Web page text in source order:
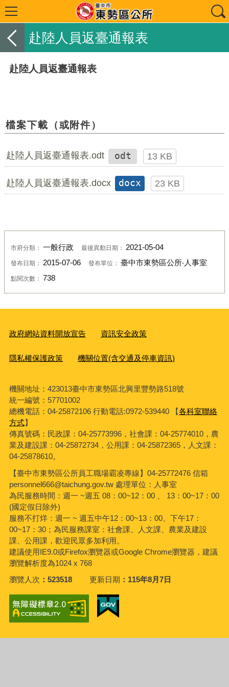
赴陸人員返臺通報表
赴陸人員返臺通報表
檔案下載（或附件）
赴陸人員返臺通報表.odt odt 13 KB
赴陸人員返臺通報表.docx docx 23 KB
市府分類： 一般行政 最後異動日期： 2021-05-04
發布日期： 2015-07-06 發布單位： 臺中市東勢區公所‧人事室
點閱次數： 738
政府網站資料開放宣告 資訊安全政策
隱私權保護政策 機關位置(含交通及停車資訊)
機關地址：423013臺中市東勢區北興里豐勢路518號
統一編號：57701002
總機電話：04-25872106 行動電話:0972-539440 【各科室聯絡
方式】
傳真號碼：民政課：04-25773996，社會課：04-25774010，農
業及建設課：04-25872734，公用課：04-25872365，人文課：
04-25878610。
【臺中市東勢區公所員工職場霸凌專線】04-25772476 信箱
personnel666@taichung.gov.tw 處理單位：人事室
為民服務時間：週一 ~週五 08：00~12：00 、 13：00~17：00
(國定假日除外)
服務不打烊：週一 ~ 週五中午12：00~13：00、下午17：
00~17：30；為民服務課室：社會課、人文課、農業及建設
課、公用課，歡迎民眾多加利用。
建議使用IE9.0或Firefox瀏覽器或Google Chrome瀏覽器，建議
瀏覽解析度為1024 x 768
瀏覽人次
523518 更新日期 115年8月7日